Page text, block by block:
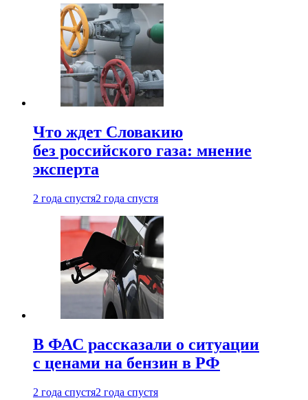
Что ждет Словакию
без российского газа: мнение
эксперта
2 года спустя2 года спустя
В ФАС рассказали о ситуации
с ценами на бензин в РФ
2 года спустя2 года спустя